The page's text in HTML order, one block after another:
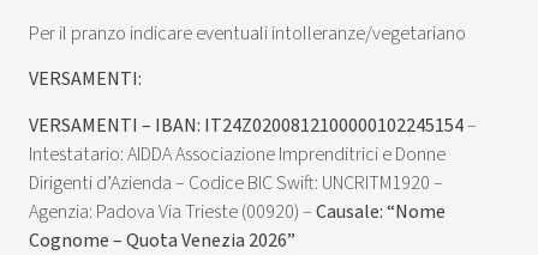
Per il pranzo indicare eventuali intolleranze/vegetariano
VERSAMENTI:
VERSAMENTI – IBAN: IT24Z0200812100000102245154–
Intestatario: AIDDA Associazione Imprenditrici e Donne
Dirigenti d’Azienda – Codice BIC Swift: UNCRITM1920 –
Agenzia: Padova Via Trieste (00920) –Causale: “Nome
Cognome – Quota Venezia 2026”